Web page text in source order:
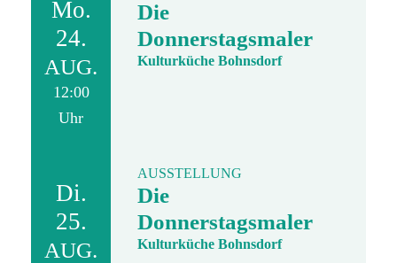
Mo.
24.
AUG.
12:00
Uhr
Die
Donnerstagsmaler
Kulturküche Bohnsdorf
Di.
25.
AUG.
AUSSTELLUNG
Die
Donnerstagsmaler
Kulturküche Bohnsdorf